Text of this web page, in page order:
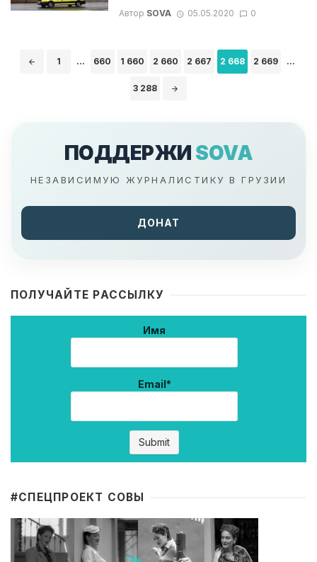
Автор SOVA 05.05.2020 0
Навигация
1 ... 660 1 660 2 660 2 667 2 668 2 669 ...
3 288
ПОДДЕРЖИ SOVA
НЕЗАВИСИМУЮ ЖУРНАЛИСТИКУ В ГРУЗИИ
ДОНАТ
ПОЛУЧАЙТЕ РАССЫЛКУ
Имя
Email*
#CПЕЦПРОЕКТ СОВЫ